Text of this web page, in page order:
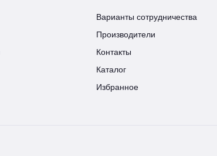
Варианты сотрудничества
Производители
Контакты
Каталог
Избранное